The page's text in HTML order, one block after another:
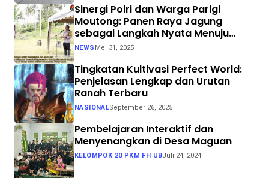
Sinergi Polri dan Warga Parigi
Moutong: Panen Raya Jagung
sebagai Langkah Nyata Menuju
Swasembada Pangan
NEWS Mei 31, 2025
Tingkatan Kultivasi Perfect World:
Penjelasan Lengkap dan Urutan
Ranah Terbaru
NASIONALSeptember 26, 2025
Pembelajaran Interaktif dan
Menyenangkan di Desa Maguan
KELOMPOK 20 PKM FH UBJuli 24, 2024